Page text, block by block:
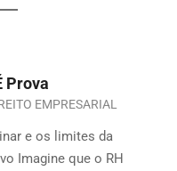
Prova
EMPRESARIAL
e os limites da
Imagine que o RH